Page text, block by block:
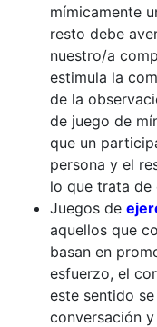
mímicamente
resto debe
nuestro/a
estimula la
de la
de juego de
que un
persona y el
lo que trata de
Juegos de
aquellos que
basan en
esfuerzo, el
este sentido
conversación